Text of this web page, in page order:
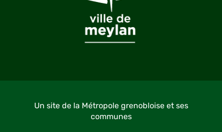
Un site de la Métropole grenobloise et ses
communes